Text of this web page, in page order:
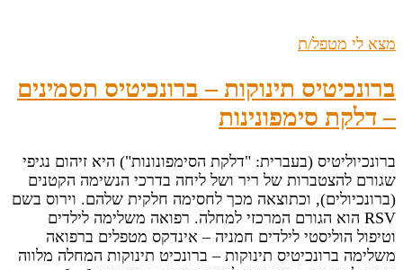
מצא לי מטפל/ת
ברונכיטיס תינוקות – ברונכיטיס תסמינים
– דלקת סימפונינות
ברונכיוליטיס (בעברית: "דלקת הסימפונונות") היא זיהום נגיפי
שגורם להצטברות של ריר ושל ליחה בדרכי הנשימה הקטנים
(ברונכיולים), וכתוצאה מכך לחסימה חלקית שלהם. וירוס בשם
RSV הוא הגורם המרכזי למחלה. רפואה משלימה לילדים
וטיפול הוליסטי לילדים חמניה – אינדקס מטפלים ברפואה
משלימה ברונכיטיס תינוקות – ברונכיט תינוקות המחלה מלווה